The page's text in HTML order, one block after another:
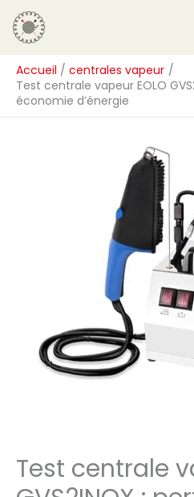
Aller
au
contenu
Accueil
centrales vapeur
Test centrale vapeur EOLO
économie d’énergie
Test centrale
R
e
c
h
e